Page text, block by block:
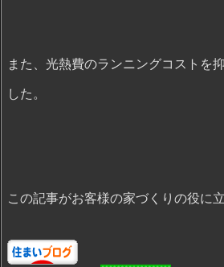
また、光熱費のランニングコストを
した。
この記事がお客様の家づくりの役に